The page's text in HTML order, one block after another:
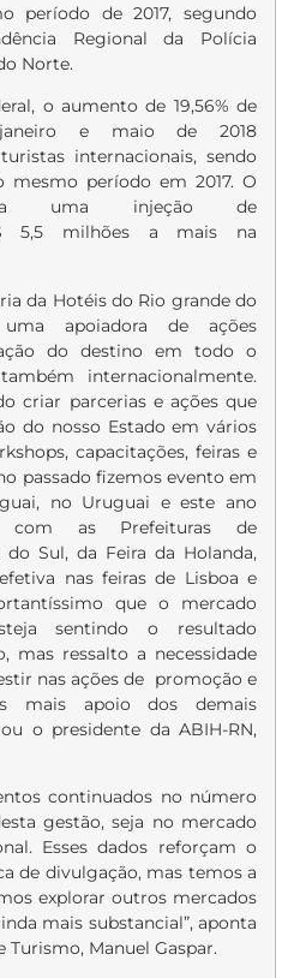
período de 2017, segundo
Regional da Polícia
Norte.
o aumento de 19,56% de
janeiro e maio de 2018
internacionais, sendo
mesmo período em 2017. O
uma injeção de
5,5 milhões a mais na
da Hotéis do Rio grande do
apoiadora de ações
do destino em todo o
internacionalmente.
criar parcerias e ações que
do nosso Estado em vários
capacitações, feiras e
passado fizemos evento em
no Uruguai e este ano
com as Prefeituras de
do Sul, da Feira da Holanda,
nas feiras de Lisboa e
que o mercado
sentindo o resultado
mas ressalto a necessidade
nas ações de promoção e
mais apoio dos demais
o presidente da ABIH-RN,
continuados no número
gestão, seja no mercado
Esses dados reforçam o
de divulgação, mas temos a
explorar outros mercados
mais substancial”, aponta
Manuel Gaspar.